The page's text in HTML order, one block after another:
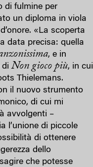
di fulmine per
un diploma in viola
«La scoperta
data precisa: quella
, e in
diNon gioco più, in cui
Thielemans.
il nuovo strumento
di cui mi
avvolgenti –
l’unione di piccole
di ottenere
dello
che potesse